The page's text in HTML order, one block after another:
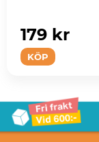
KÖP
179 kr